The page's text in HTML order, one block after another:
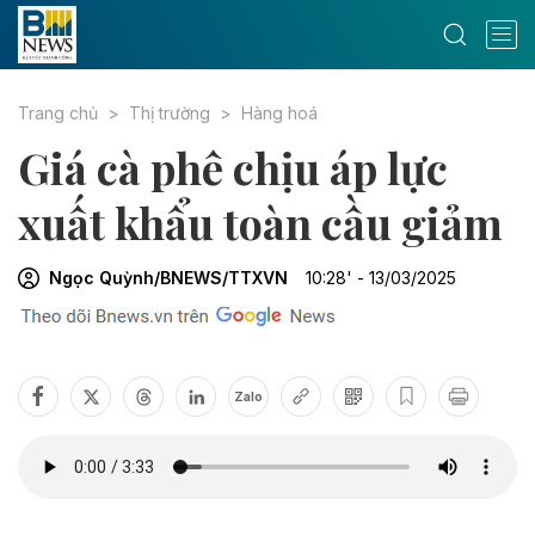
Trang chủ Thị trường Hàng hoá
Giá cà phê chịu áp lực
xuất khẩu toàn cầu giảm
Ngọc Quỳnh/BNEWS/TTXVN 10:28' - 13/03/2025
Zalo